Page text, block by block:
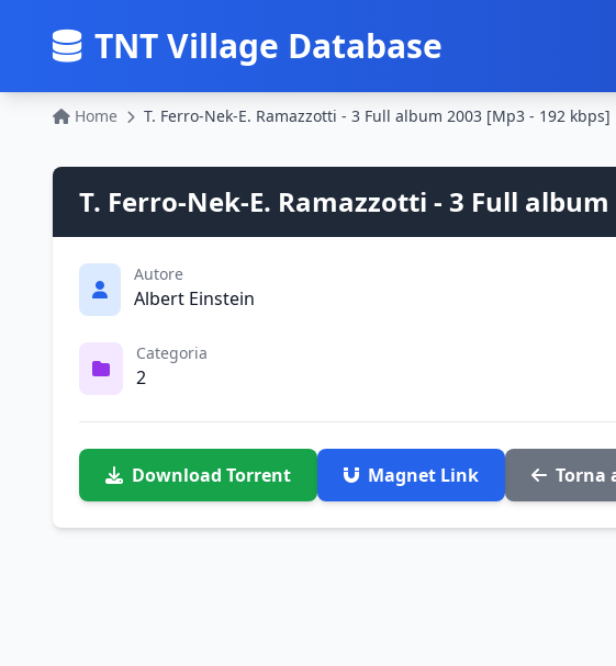
TNT Village Database
Home T. Ferro-Nek-E. Ramazzotti - 3 Full album 2003 [Mp3 - 192 kbps]
T. Ferro-Nek-E. Ramazzotti - 3 Full
Autore
Albert Einstein
Categoria
2
Download Torrent Magnet Link Torna